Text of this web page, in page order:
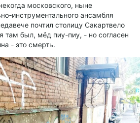
московского, ныне
инструментального ансамбля
почтил столицу Сакартвело
там был, мёд пиу-пиу, - но согласен
- это смерть.